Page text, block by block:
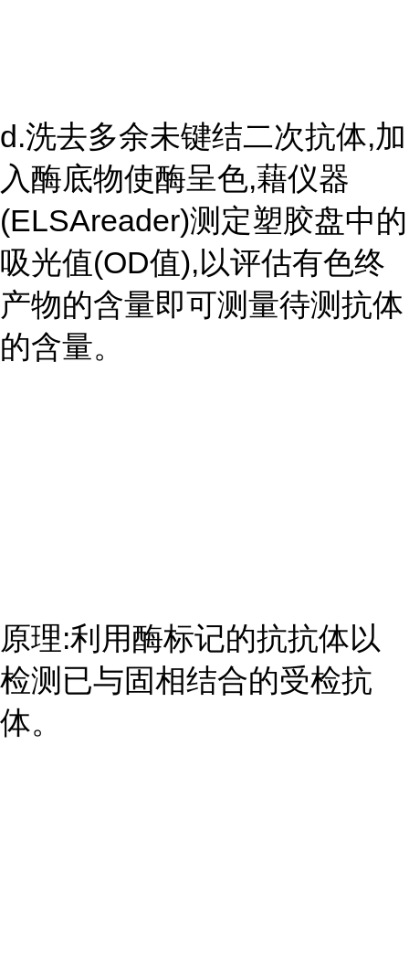
d.洗去多余未键结二次抗体,加
入酶底物使酶呈色,藉仪器
(ELSAreader)测定塑胶盘中的
吸光值(OD值),以评估有色终
产物的含量即可测量待测抗体
的含量。
原理:利用酶标记的抗抗体以
检测已与固相结合的受检抗
体。